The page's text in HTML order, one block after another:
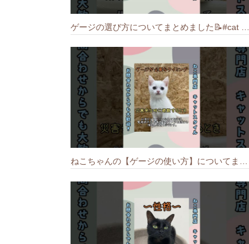
ゲージの選び方についてまとめました️📝#cat #猫のいる暮らし #ねこ #キャット #munchkin
ねこちゃんの【ゲージの使い方】についてまとめました️🐱📝